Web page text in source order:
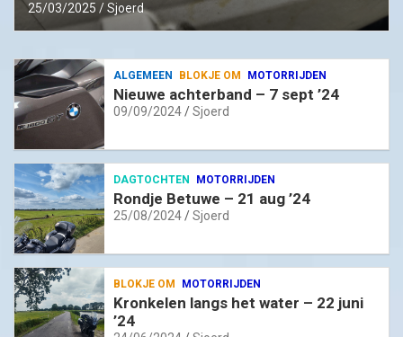
25/03/2025 Sjoerd
ALGEMEEN BLOKJE OM MOTORRIJDEN
Nieuwe achterband – 7 sept ’24
09/09/2024 Sjoerd
DAGTOCHTEN MOTORRIJDEN
Rondje Betuwe – 21 aug ’24
25/08/2024 Sjoerd
BLOKJE OM MOTORRIJDEN
Kronkelen langs het water – 22 juni
’24